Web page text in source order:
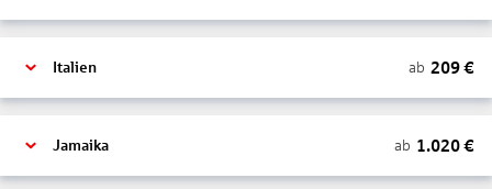
Italien ab 209€
Jamaika ab 1.020€